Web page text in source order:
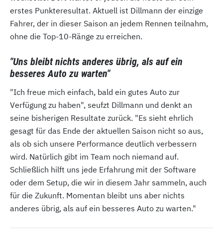
erstes Punkteresultat. Aktuell ist Dillmann der einzige
Fahrer, der in dieser Saison an jedem Rennen teilnahm,
ohne die Top-10-Ränge zu erreichen.
"Uns bleibt nichts anderes übrig, als auf ein
besseres Auto zu warten"
"Ich freue mich einfach, bald ein gutes Auto zur
Verfügung zu haben", seufzt Dillmann und denkt an
seine bisherigen Resultate zurück. "Es sieht ehrlich
gesagt für das Ende der aktuellen Saison nicht so aus,
als ob sich unsere Performance deutlich verbessern
wird. Natürlich gibt im Team noch niemand auf.
Schließlich hilft uns jede Erfahrung mit der Software
oder dem Setup, die wir in diesem Jahr sammeln, auch
für die Zukunft. Momentan bleibt uns aber nichts
anderes übrig, als auf ein besseres Auto zu warten."